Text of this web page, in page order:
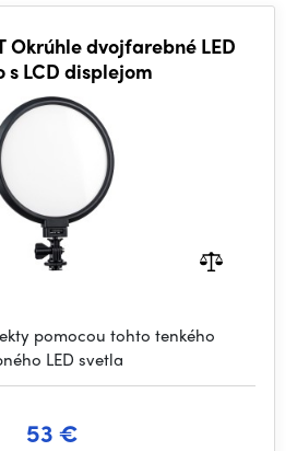
Okrúhle dvojfarebné LED
s LCD displejom
pomocou tohto tenkého
LED svetla
53 €